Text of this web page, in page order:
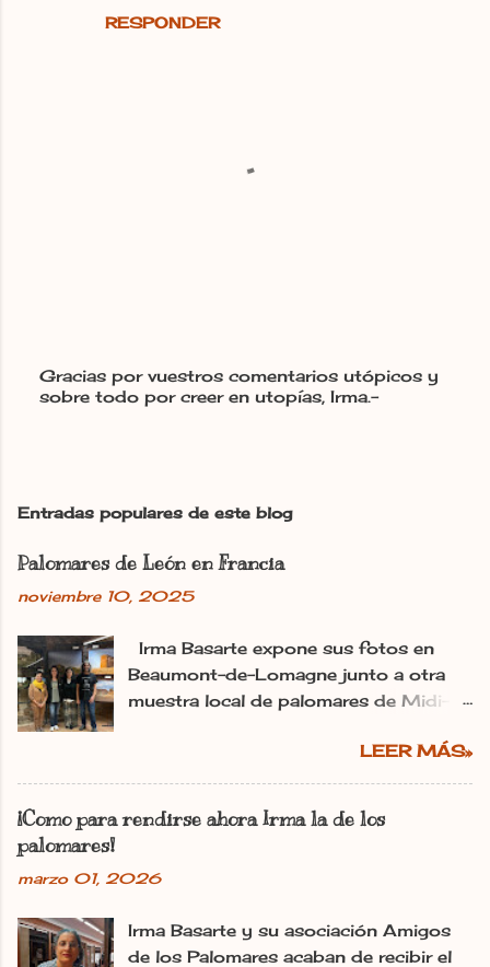
RESPONDER
P
a
u
c
m
e
n
t
a
Gracias por vuestros comentarios utópicos y
sobre todo por creer en utopías, Irma.-
Entradas populares de este blog
Palomares de León en Francia
noviembre 10, 2025
Irma Basarte expone sus fotos en
Beaumont-de-Lomagne junto a otra
muestra local de palomares de Midi-
izquierda) con Miguel Pastrana y las
colaboradoras francesas. dl Ana
Gaitero León 11.11.2025 | 06:00
Actualizado: 11.11.2025 | 10:25 En:
Pirineos La utopía de Irma Basarte
plantado en Francia con los palomares
de León. «Les pigeonniers de la région
LEER MÁS»
¡Como para rendirse ahora Irma la de los
palomares!
marzo 01, 2026
Irma Basarte y su asociación Amigos
de los Palomares acaban de recibir el